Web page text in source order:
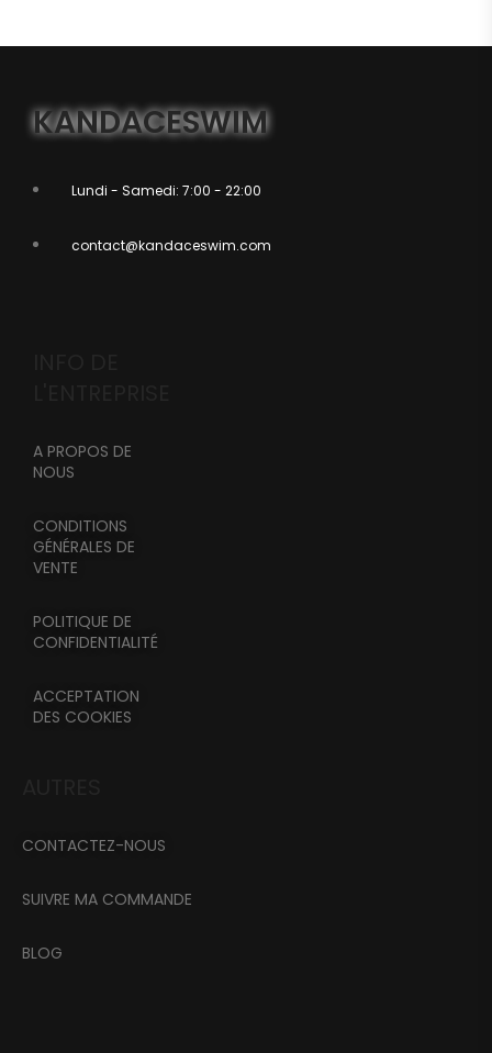
KANDACESWIM
Lundi - Samedi: 7:00 - 22:00
contact@kandaceswim.com
A PROPOS DE
NOUS
CONDITIONS
GÉNÉRALES DE
VENTE
POLITIQUE DE
CONFIDENTIALITÉ
ACCEPTATION
DES COOKIES
CONTACTEZ-NOUS
SUIVRE MA COMMANDE
BLOG